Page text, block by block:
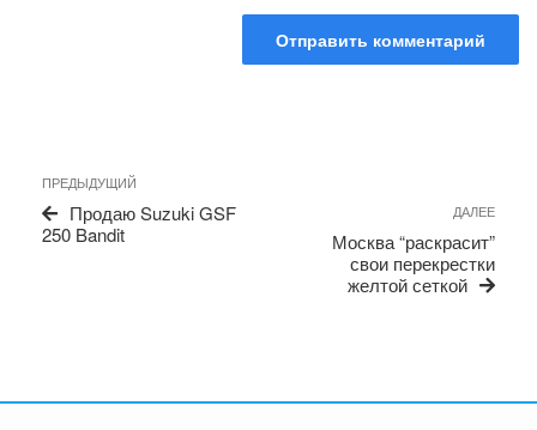
по
записям
Предыдущая
запись
ПРЕДЫДУЩИЙ
Продаю Suzuki GSF
250 Bandit
ДАЛЕЕ
Москва “раскрасит”
свои перекрестки
желтой сеткой